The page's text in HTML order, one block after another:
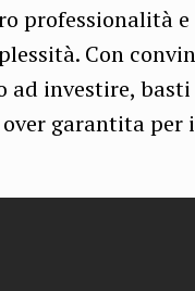
professionalità
Con
ad investire,
garantita